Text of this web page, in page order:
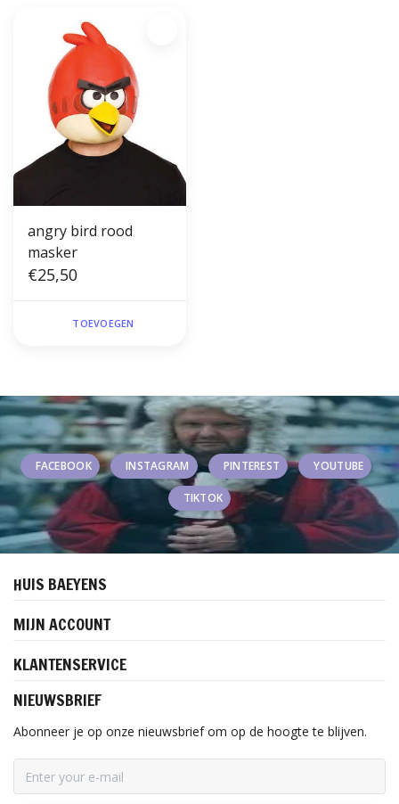
angry bird rood
masker
€25,50
TOEVOEGEN
FACEBOOK INSTAGRAM PINTEREST YOUTUBE
TIKTOK
HUIS BAEYENS
MIJN ACCOUNT
KLANTENSERVICE
NIEUWSBRIEF
Abonneer je op onze nieuwsbrief om op de hoogte te blijven.